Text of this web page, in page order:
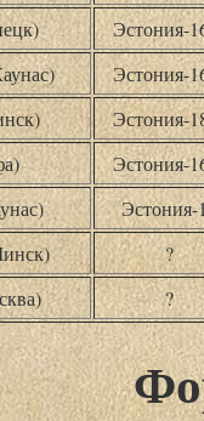
Эстония-
Эстония-
Эстония-
Эстония-
Эстония-
?
?